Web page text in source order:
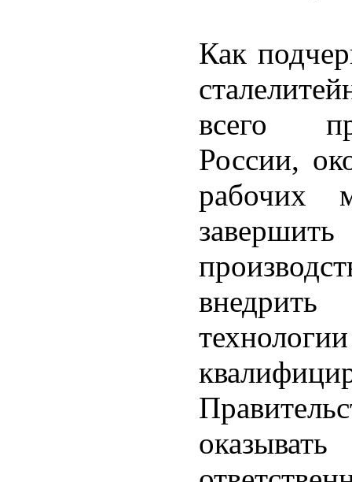
Как
всего
России,
рабочих